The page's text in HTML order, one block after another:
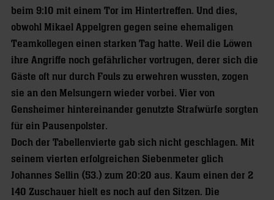
beim 9:10 mit einem Tor im Hintertreffen. Und dies,
obwohl Mikael Appelgren gegen seine ehemaligen
Teamkollegen einen starken Tag hatte. Weil die Löwen
ihre Angriffe noch gefährlicher vortrugen, derer sich die
Gäste oft nur durch Fouls zu erwehren wussten, zogen
sie an den Melsungern wieder vorbei. Vier von
Gensheimer hintereinander genutzte Strafwürfe sorgten
für ein Pausenpolster.
Doch der Tabellenvierte gab sich nicht geschlagen. Mit
seinem vierten erfolgreichen Siebenmeter glich
Johannes Sellin (53.) zum 20:20 aus. Kaum einen der 2
140 Zuschauer hielt es noch auf den Sitzen. Die